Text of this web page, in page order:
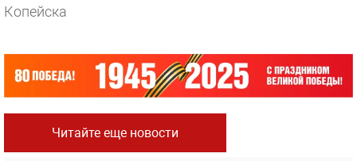
Копейска
Читайте еще новости